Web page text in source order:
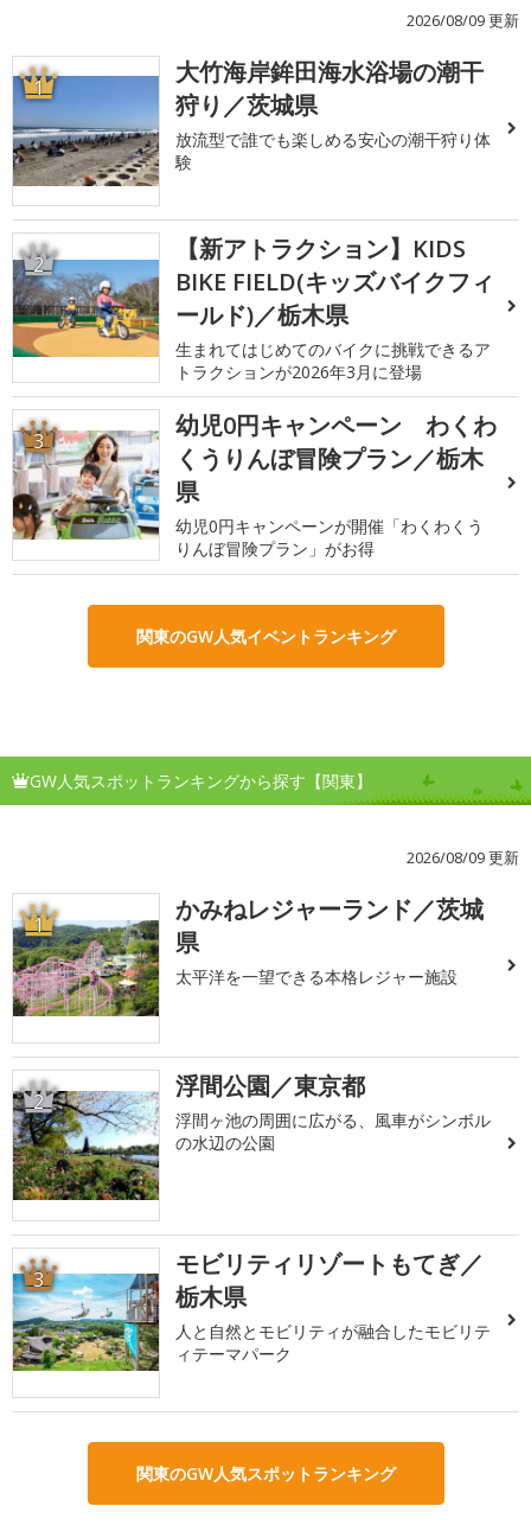
2026/08/09 更新
1
大竹海岸鉾田海水浴場の潮干
狩り／茨城県
放流型で誰でも楽しめる安心の潮干狩り体
験
2
【新アトラクション】KIDS
BIKE FIELD(キッズバイクフィ
ールド)／栃木県
生まれてはじめてのバイクに挑戦できるア
トラクションが2026年3月に登場
3
幼児0円キャンペーン わくわ
くうりんぼ冒険プラン／栃木
県
幼児0円キャンペーンが開催「わくわくう
りんぼ冒険プラン」がお得
関東のGW人気イベントランキング
GW人気スポットランキングから探す【関東】
2026/08/09 更新
1
かみねレジャーランド／茨城
県
太平洋を一望できる本格レジャー施設
2 浮間公園／東京都
浮間ヶ池の周囲に広がる、風車がシンボル
の水辺の公園
3
モビリティリゾートもてぎ／
栃木県
人と自然とモビリティが融合したモビリテ
ィテーマパーク
関東のGW人気スポットランキング